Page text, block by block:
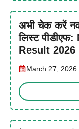
अभी चेक करें
लिस्ट
Result
March 27, 2026